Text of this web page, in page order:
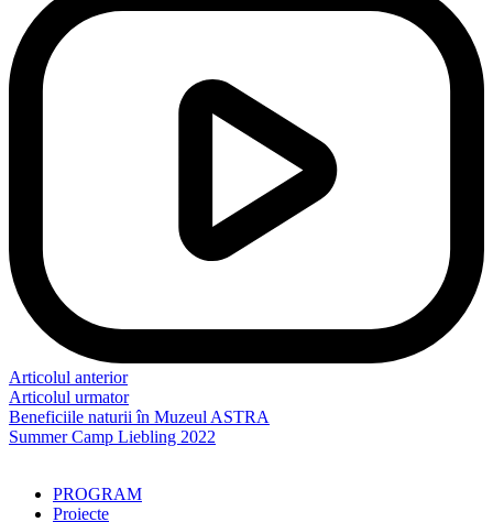
Articolul anterior
Articolul urmator
Beneficiile naturii în Muzeul ASTRA
Summer Camp Liebling 2022
PROGRAM
Proiecte